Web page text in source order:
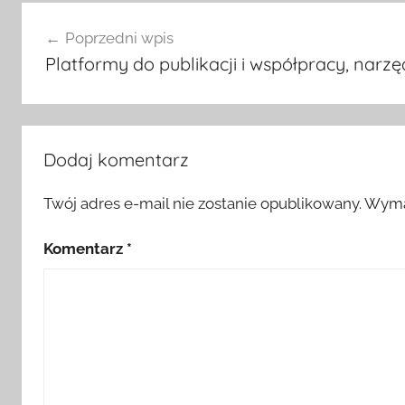
wpisuPoprzedni wpis
Platformy do publikacji i współpracy,
Dodaj komentarz
Twój adres e-mail nie zostanie opublikowany.
Komentarz *